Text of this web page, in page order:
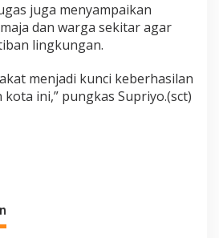
juga menyampaikan
dan warga sekitar agar
lingkungan.
menjadi kunci keberhasilan
ini,” pungkas Supriyo.(sct)